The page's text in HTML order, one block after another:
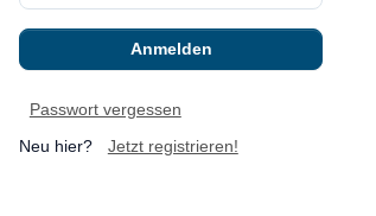
Anmelden
Passwort vergessen
Neu hier?
Jetzt registrieren!